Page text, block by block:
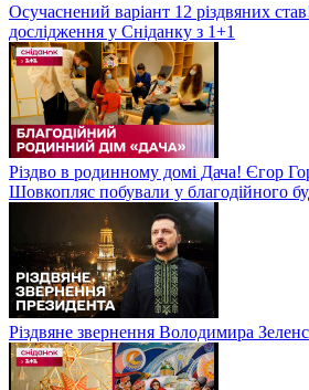
Осучаснений варіант 12 різдвяних
дослідження у Сніданку з 1+1
Різдво в родинному домі Дача! Єгор
Шовкопляс побували у благодійного
Різдвяне звернення Володимира